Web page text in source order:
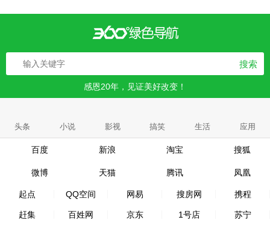
搜索
感恩20年，见证美好改变！
头条 小说 影视 搞笑 生活 应用
百度 新浪 淘宝 搜狐
微博 天猫 腾讯 凤凰
起点 QQ空间 网易 搜房网 携程
赶集 百姓网 京东 1号店 苏宁